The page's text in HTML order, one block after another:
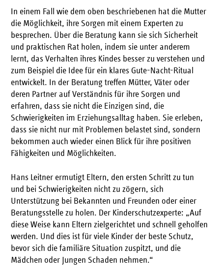
In einem Fall wie dem oben beschriebenen hat die Mutter
die Möglichkeit, ihre Sorgen mit einem Experten zu
besprechen. Über die Beratung kann sie sich Sicherheit
und praktischen Rat holen, indem sie unter anderem
lernt, das Verhalten ihres Kindes besser zu verstehen und
zum Beispiel die Idee für ein klares Gute-Nacht-Ritual
entwickelt. In der Beratung treffen Mütter, Väter oder
deren Partner auf Verständnis für ihre Sorgen und
erfahren, dass sie nicht die Einzigen sind, die
Schwierigkeiten im Erziehungsalltag haben. Sie erleben,
dass sie nicht nur mit Problemen belastet sind, sondern
bekommen auch wieder einen Blick für ihre positiven
Fähigkeiten und Möglichkeiten.
Hans Leitner ermutigt Eltern, den ersten Schritt zu tun
und bei Schwierigkeiten nicht zu zögern, sich
Unterstützung bei Bekannten und Freunden oder einer
Beratungsstelle zu holen. Der Kinderschutzexperte: „Auf
diese Weise kann Eltern zielgerichtet und schnell geholfen
werden. Und dies ist für viele Kinder der beste Schutz,
bevor sich die familiäre Situation zuspitzt, und die
Mädchen oder Jungen Schaden nehmen.“